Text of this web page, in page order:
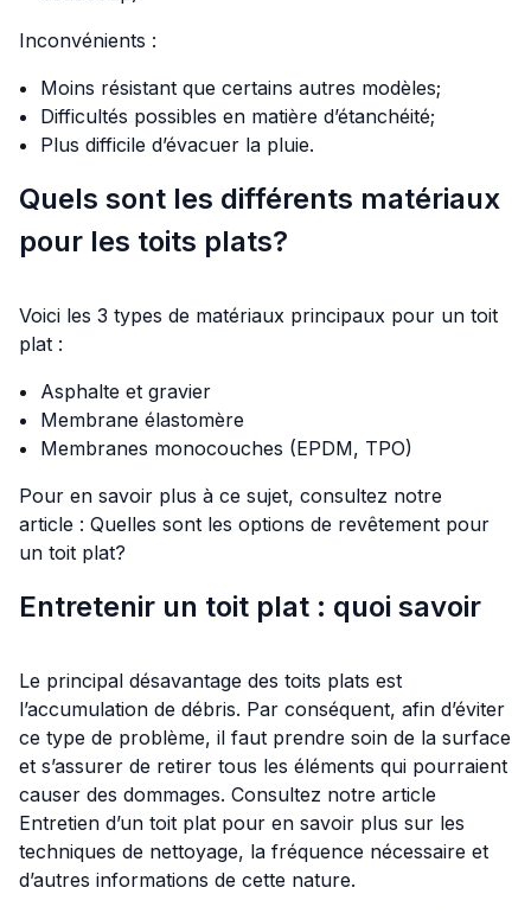
Inconvénients :
Moins résistant que certains autres modèles;
Difficultés possibles en matière d’étanchéité;
Plus difficile d’évacuer la pluie.
Quels sont les différents matériaux
pour les toits plats?
Voici les 3 types de matériaux principaux pour un toit
plat :
Asphalte et gravier
Membrane élastomère
Membranes monocouches (EPDM, TPO)
Pour en savoir plus à ce sujet, consultez notre
article : Quelles sont les options de revêtement pour
un toit plat?
Entretenir un toit plat : quoi savoir
Le principal désavantage des toits plats est
l’accumulation de débris. Par conséquent, afin d’éviter
ce type de problème, il faut prendre soin de la surface
et s’assurer de retirer tous les éléments qui pourraient
causer des dommages. Consultez notre article
Entretien d’un toit plat pour en savoir plus sur les
techniques de nettoyage, la fréquence nécessaire et
d’autres informations de cette nature.